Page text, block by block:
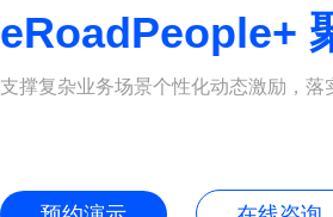
eRoadPeople+
支撑复杂业务场景个性化动态激励，